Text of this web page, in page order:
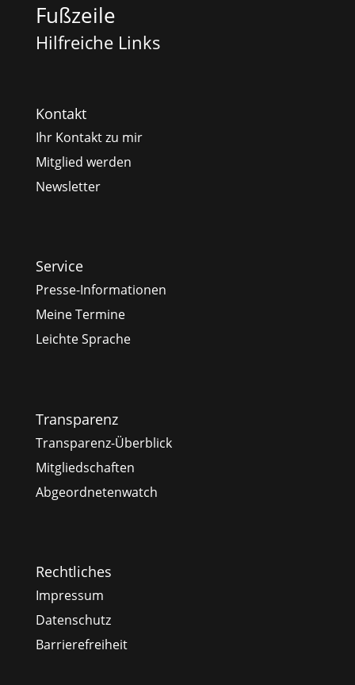
Fußzeile
Hilfreiche Links
Kontakt
Ihr Kontakt zu mir
Mitglied werden
Newsletter
Service
Presse-Informationen
Meine Termine
Leichte Sprache
Transparenz
Transparenz-Überblick
Mitgliedschaften
Abgeordnetenwatch
Rechtliches
Impressum
Datenschutz
Barrierefreiheit